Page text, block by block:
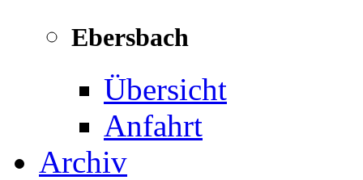
Ebersbach
Übersicht
Anfahrt
Archiv